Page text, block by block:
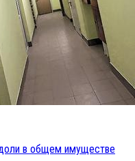
в общем имуществе